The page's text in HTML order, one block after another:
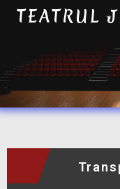
TEATRUL